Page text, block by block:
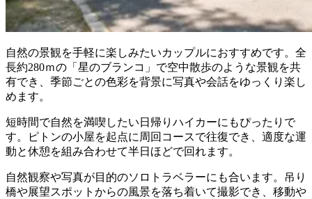
自然の景観を手軽に楽しみたいカップルにおすすめです。全
長約280ｍの「星のブランコ」で空中散歩のような景観を共
有でき、季節ごとの色彩を背景に写真や会話をゆっくり楽し
めます。
短時間で自然を満喫したい日帰りハイカーにもぴったりで
す。ピトンの小屋を起点に周回コースで往復でき、適度な運
動と休憩を組み合わせて半日ほどで回れます。
自然観察や写真が目的のソロトラベラーにも合います。吊り
橋や展望スポットからの風景を落ち着いて撮影でき、移動や